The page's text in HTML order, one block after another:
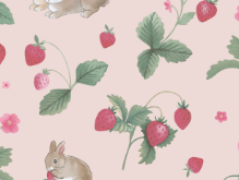
service, Envato
like you get
done faster.